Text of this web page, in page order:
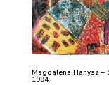
Magdalena Hanysz –
1994